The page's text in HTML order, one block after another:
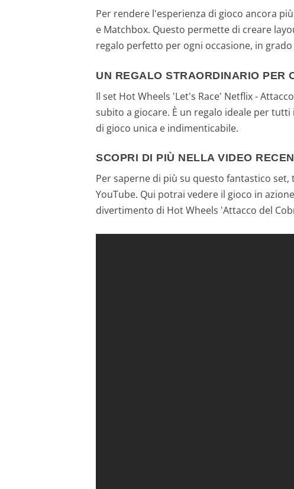
Per rendere l'esperienza di gioco ancora
e Matchbox. Questo permette di creare
regalo perfetto per ogni occasione, in
UN REGALO STRAORDINARIO PER
Il set Hot Wheels 'Let's Race' Netflix -
subito a giocare. È un regalo ideale per
di gioco unica e indimenticabile.
SCOPRI DI PIÙ NELLA VIDEO
Per saperne di più su questo fantastico
YouTube. Qui potrai vedere il gioco in
divertimento di Hot Wheels 'Attacco del